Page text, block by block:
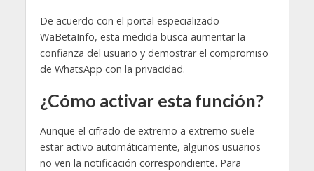
De acuerdo con el portal especializado
WaBetaInfo, esta medida busca aumentar la
confianza del usuario y demostrar el compromiso
de WhatsApp con la privacidad.
¿Cómo activar esta función?
Aunque el cifrado de extremo a extremo suele
estar activo automáticamente, algunos usuarios
no ven la notificación correspondiente. Para